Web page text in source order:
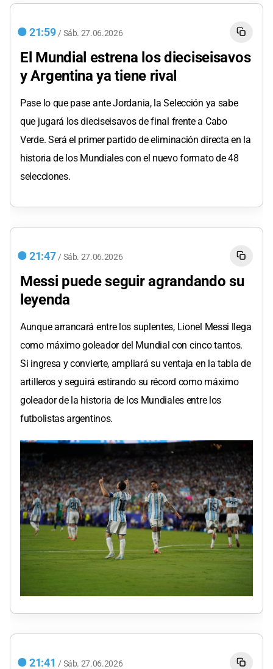
21:59 / Sáb. 27.06.2026
El Mundial estrena los dieciseisavos
y Argentina ya tiene rival
Pase lo que pase ante Jordania, la Selección ya sabe
que jugará los dieciseisavos de final frente a Cabo
Verde. Será el primer partido de eliminación directa en la
historia de los Mundiales con el nuevo formato de 48
selecciones.
21:47 / Sáb. 27.06.2026
Messi puede seguir agrandando su
leyenda
Aunque arrancará entre los suplentes, Lionel Messi llega
como máximo goleador del Mundial con cinco tantos.
Si ingresa y convierte, ampliará su ventaja en la tabla de
artilleros y seguirá estirando su récord como máximo
goleador de la historia de los Mundiales entre los
futbolistas argentinos.
21:41 / Sáb. 27.06.2026